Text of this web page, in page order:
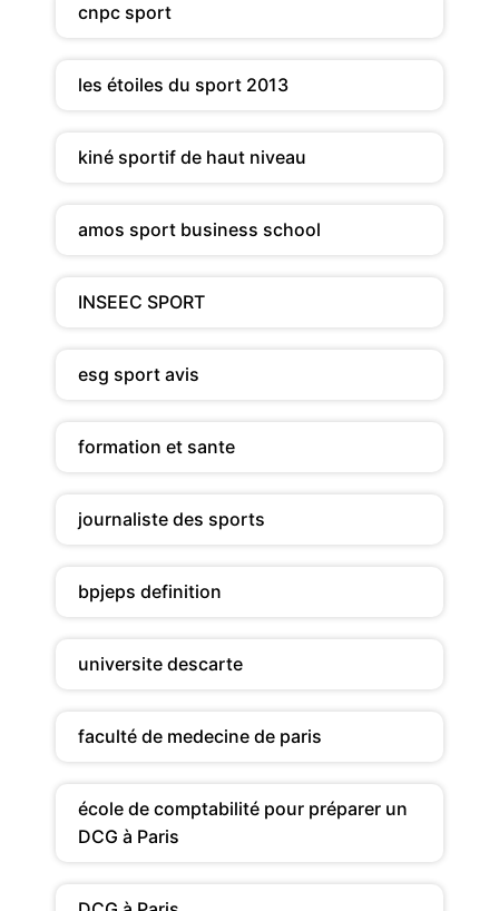
cnpc sport
les étoiles du sport 2013
kiné sportif de haut niveau
amos sport business school
INSEEC SPORT
esg sport avis
formation et sante
journaliste des sports
bpjeps definition
universite descarte
faculté de medecine de paris
école de comptabilité pour préparer un
DCG à Paris